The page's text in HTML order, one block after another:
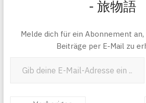
- 旅物語
Melde dich für ein Abonnement
Beiträge per E-Mail zu